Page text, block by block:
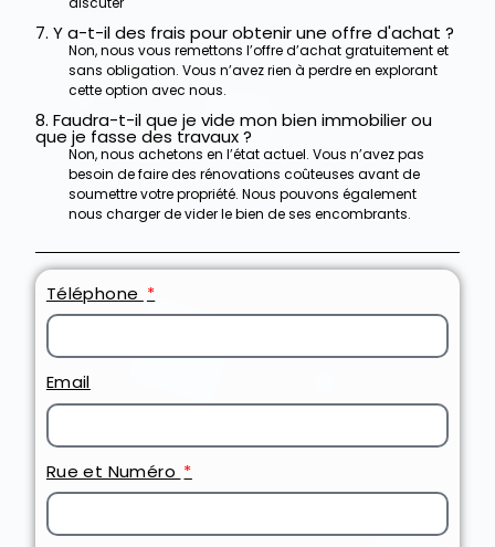
7. Y a-t-il des frais pour obtenir une offre d'achat ?
Non, nous vous remettons l’offre d’achat gratuitement et
sans obligation. Vous n’avez rien à perdre en explorant
cette option avec nous.
8. Faudra-t-il que je vide mon bien immobilier ou
que je fasse des travaux ?
Non, nous achetons en l’état actuel. Vous n’avez pas
besoin de faire des rénovations coûteuses avant de
soumettre votre propriété. Nous pouvons également
nous charger de vider le bien de ses encombrants.
Téléphone
Email
Rue et Numéro